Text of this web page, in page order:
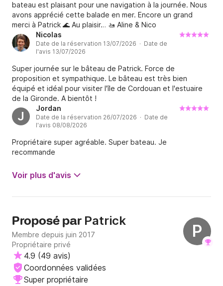
bateau est plaisant pour une navigation à la journée. Nous
avons apprécié cette balade en mer. Encore un grand
merci à Patrick 🌊 Au plaisir… 🚤 Aline & Nico
Nicolas
Date de la réservation 13/07/2026 · Date de
l'avis 13/07/2026
Super journée sur le bâteau de Patrick. Force de
proposition et sympathique. Le bâteau est très bien
équipé et idéal pour visiter l'île de Cordouan et l'estuaire
de la Gironde. A bientôt !
J
Jordan
Date de la réservation 26/07/2026 · Date de
l'avis 08/08/2026
Propriétaire super agréable. Super bateau. Je
recommande
Voir plus d'avis
P
Proposé par Patrick
Membre depuis juin 2017
Propriétaire privé
4.9 (49 avis)
Coordonnées validées
Super propriétaire